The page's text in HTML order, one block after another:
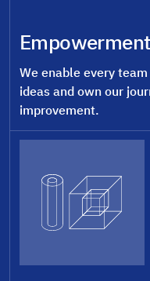
Empowerment
We enable every
ideas and own our
improvement.